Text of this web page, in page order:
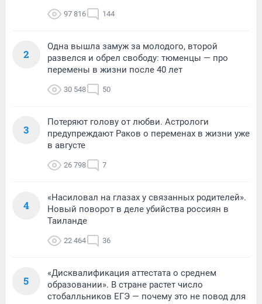
97 816 144
2
Одна вышла замуж за молодого, второй
развелся и обрел свободу: тюменцы — про
перемены в жизни после 40 лет
30 548 50
3
Потеряют голову от любви. Астрологи
предупреждают Раков о переменах в жизни уже
в августе
26 798 7
4
«Насиловал на глазах у связанных родителей».
Новый поворот в деле убийства россиян в
Таиланде
22 464 36
5
«Дисквалификация аттестата о среднем
образовании». В стране растет число
стобалльников ЕГЭ — почему это не повод для